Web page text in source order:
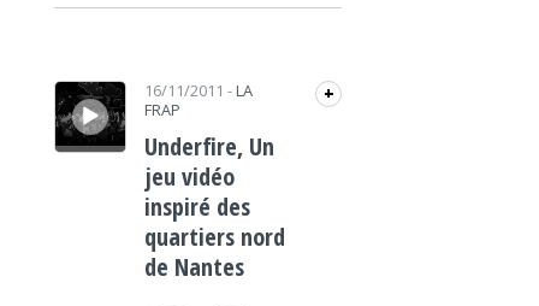
Lecteur audio 16/11/2011 - LA
FRAP
+
Underfire, Un
jeu vidéo
inspiré des
quartiers nord
de Nantes